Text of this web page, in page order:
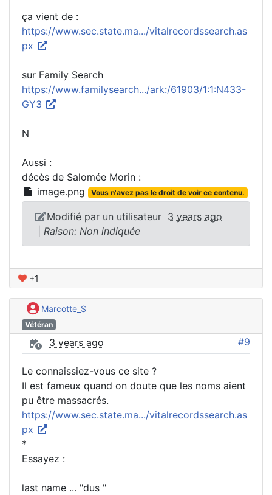
ça vient de :
https://www.sec.state.ma.../vitalrecordssearch.as
px
sur Family Search
https://www.familysearch.../ark:/61903/1:1:N433-
GY3
N
Aussi :
décès de Salomée Morin :
image.png
Vous n'avez pas le droit de voir ce contenu.
Modifié par un utilisateur 3 years ago
Raison: Non indiquée
+1
Marcotte_S
Vétéran
3 years ago #9
Le connaissiez-vous ce site ?
Il est fameux quand on doute que les noms aient
pu être massacrés.
https://www.sec.state.ma.../vitalrecordssearch.as
px
*
Essayez :
last name ... "dus "